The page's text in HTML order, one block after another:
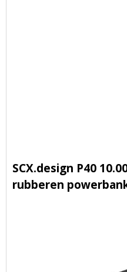
SCX.design P40
rubberen